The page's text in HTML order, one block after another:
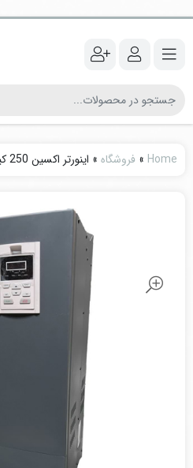
Home
» فروشگاه » اینورتر اکسین 250 کیلو وات مدل ABO620